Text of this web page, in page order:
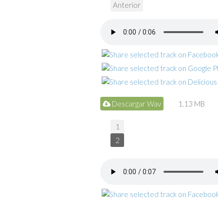
Descargar Wav 1.13 MB
Anterior
1
2